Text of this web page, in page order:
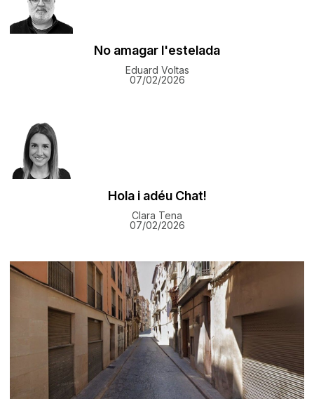
No amagar l'estelada
Eduard Voltas
07/02/2026
Hola i adéu Chat!
Clara Tena
07/02/2026